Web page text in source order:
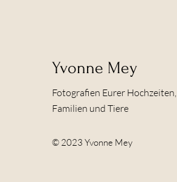
Yvonne Mey
Fotografien Eurer Hochzeiten,
Familien und Tiere
© 2023 Yvonne Mey